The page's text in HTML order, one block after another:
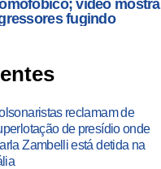
vídeo mostra
fugindo
reclamam de
de presídio onde
Zambelli está detida na